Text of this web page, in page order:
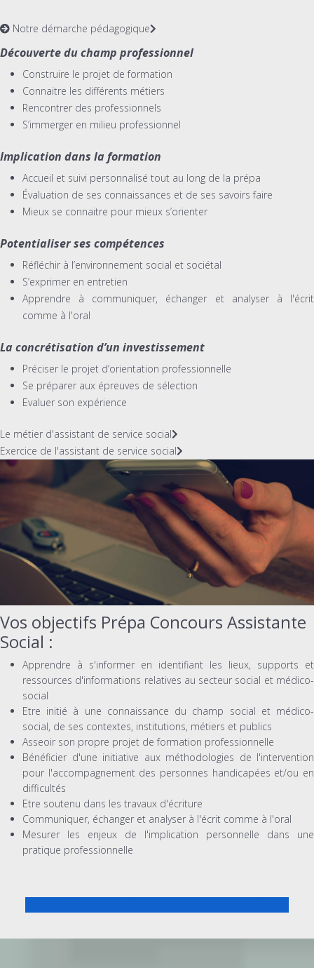
Notre démarche pédagogique
Découverte du champ professionnel
Construire le projet de formation
Connaitre les différents métiers
Rencontrer des professionnels
S’immerger en milieu professionnel
Implication dans la formation
Accueil et suivi personnalisé tout au long de la prépa
Évaluation de ses connaissances et de ses savoirs faire
Mieux se connaitre pour mieux s’orienter
Potentialiser ses compétences
Réfléchir à l’environnement social et sociétal
S’exprimer en entretien
Apprendre à communiquer, échanger et analyser à l'écrit
comme à l'oral
La concrétisation d’un investissement
Préciser le projet d’orientation professionnelle
Se préparer aux épreuves de sélection
Evaluer son expérience
Le métier d'assistant de service social
Exercice de l'assistant de service social
Vos objectifs Prépa Concours Assistante
Social :
Apprendre à s'informer en identifiant les lieux, supports et
ressources d'informations relatives au secteur social et médico-
social
Etre initié à une connaissance du champ social et médico-
social, de ses contextes, institutions, métiers et publics
Asseoir son propre projet de formation professionnelle
Bénéficier d'une initiative aux méthodologies de l'intervention
pour l'accompagnement des personnes handicapées et/ou en
difficultés
Etre soutenu dans les travaux d'écriture
Communiquer, échanger et analyser à l'écrit comme à l'oral
Mesurer les enjeux de l'implication personnelle dans une
pratique professionnelle